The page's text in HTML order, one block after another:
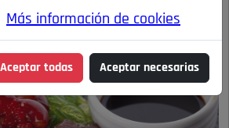
Más información de cookies
Aceptar todas Aceptar necesarias